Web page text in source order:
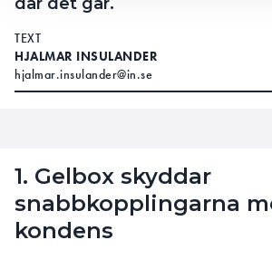
TEXT
HJALMAR INSULANDER
hjalmar.insulander@in.se
1. Gelbox skyddar
snabbkopplingarna
kondens